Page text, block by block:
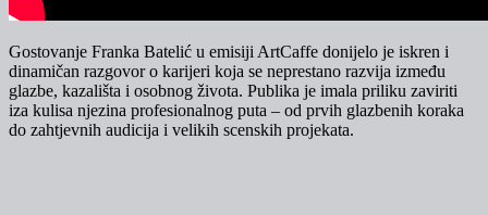
Gostovanje Franka Batelić u emisiji ArtCaffe donijelo je iskren i
dinamičan razgovor o karijeri koja se neprestano razvija između
glazbe, kazališta i osobnog života. Publika je imala priliku zaviriti
iza kulisa njezina profesionalnog puta – od prvih glazbenih koraka
do zahtjevnih audicija i velikih scenskih projekata.